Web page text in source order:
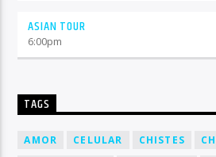
ASIAN TOUR
6:00pm
TAGS
AMOR CELULAR CHISTES